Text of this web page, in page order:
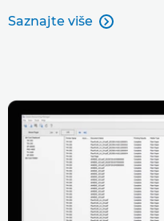
Saznajte više 